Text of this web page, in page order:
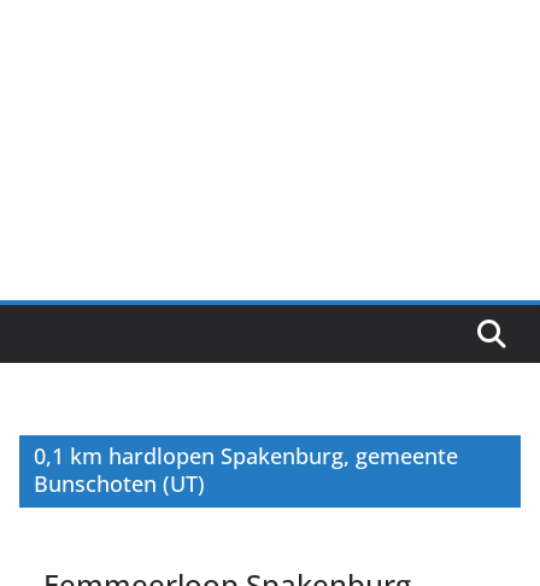
0,1 km hardlopen Spakenburg, gemeente
Bunschoten (UT)